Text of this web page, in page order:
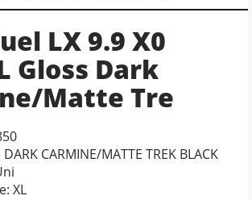
LX 9.9 X0
Gloss Dark
Matte Tre
CARMINE/MATTE TREK BLACK
XL